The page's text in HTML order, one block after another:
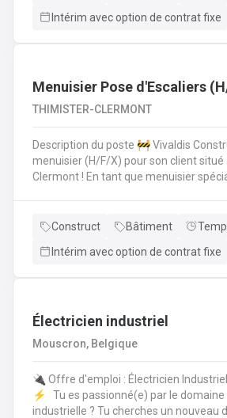
Intérim avec option de contrat fixe
Menuisier Pose d'Escaliers
THIMISTER-CLERMONT
Description du poste 🚧 Vivaldis Construct recherche un
menuisier (H/F/X) pour son client
Clermont ! En tant que menuisier spécialisé dans la
escaliers dans divers types de
équipe de trois ouvriers 💪 Avantages de la CP124 ✍️ Un
Construct Bâtiment
Intérim avec option de contrat fixe
Électricien industriel
Mouscron, Belgique
🔌 Offre d'emploi : Électricien
⚡️ Tu es passionné(e) par le domaine de l'électricité
industrielle ? Tu cherches un nouveau